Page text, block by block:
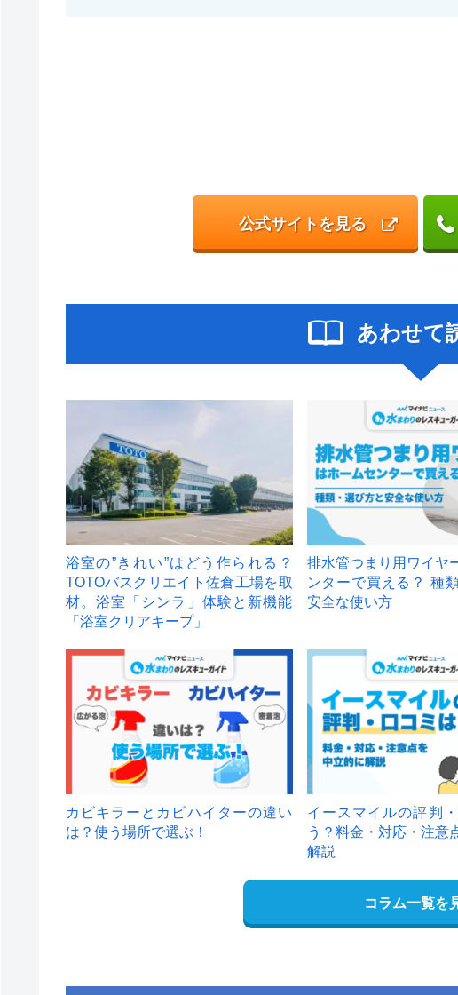
公式サイトを見る
あわせて
浴室の”きれい”はどう作られる？
TOTOバスクリエイト佐倉工場を取
材。浴室「シンラ」体験と新機能
「浴室クリアキープ」
排水管つまり用ワイヤ
ンターで買える？ 種
安全な使い方
カビキラーとカビハイターの違い
は？使う場所で選ぶ！
イースマイルの評判
う？料金・対応・注意
解説
コラム一覧を